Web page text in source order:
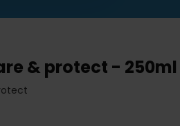
& protect - 250ml